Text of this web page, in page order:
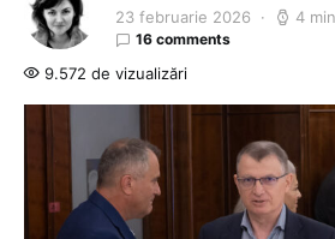
23 februarie 2026 4
16 comments
9.572 de vizualizări